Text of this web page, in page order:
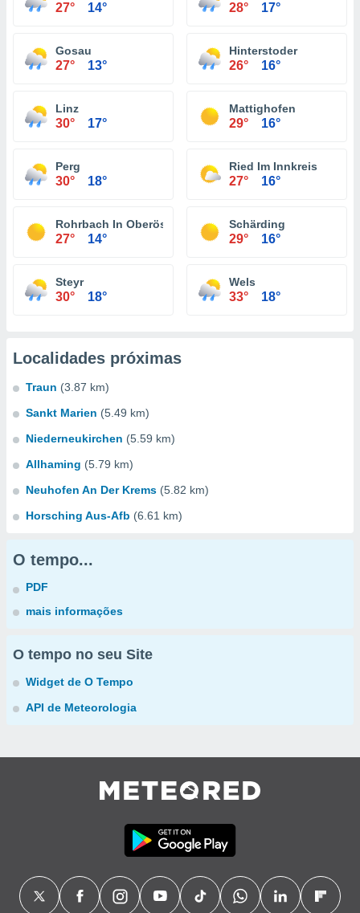
27° 14° 28° 17°
Gosau
27° 13°
Hinterstoder
26° 16°
Linz
30° 17°
Mattighofen
29° 16°
Perg
30° 18°
Ried Im Innkreis
27° 16°
Rohrbach In Oberösterreich
27° 14°
Schärding
29° 16°
Steyr
30° 18°
Wels
33° 18°
Localidades próximas
Traun (3.87 km)
Sankt Marien (5.49 km)
Niederneukirchen (5.59 km)
Allhaming (5.79 km)
Neuhofen An Der Krems (5.82 km)
Horsching Aus-Afb (6.61 km)
O tempo...
PDF
mais informações
O tempo no seu Site
Widget de O Tempo
API de Meteorologia